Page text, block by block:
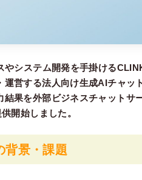
やシステム開発を手掛ける
運営する法人向け生成AIチャッ
結果を外部ビジネスチャットサ
開始しました。
背景・課題